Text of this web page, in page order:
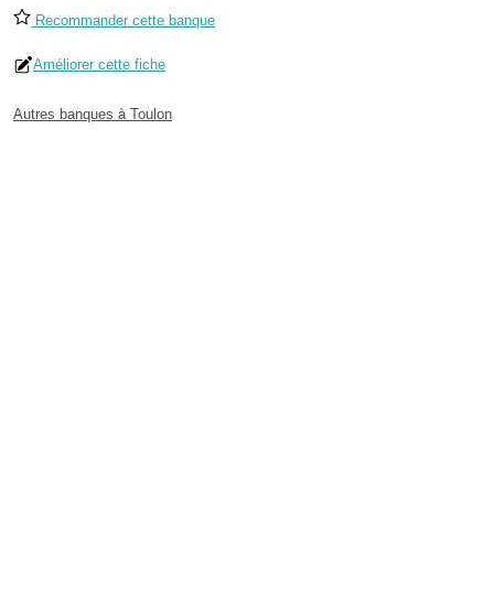
Recommander cette banque
Améliorer cette fiche
Autres banques à Toulon